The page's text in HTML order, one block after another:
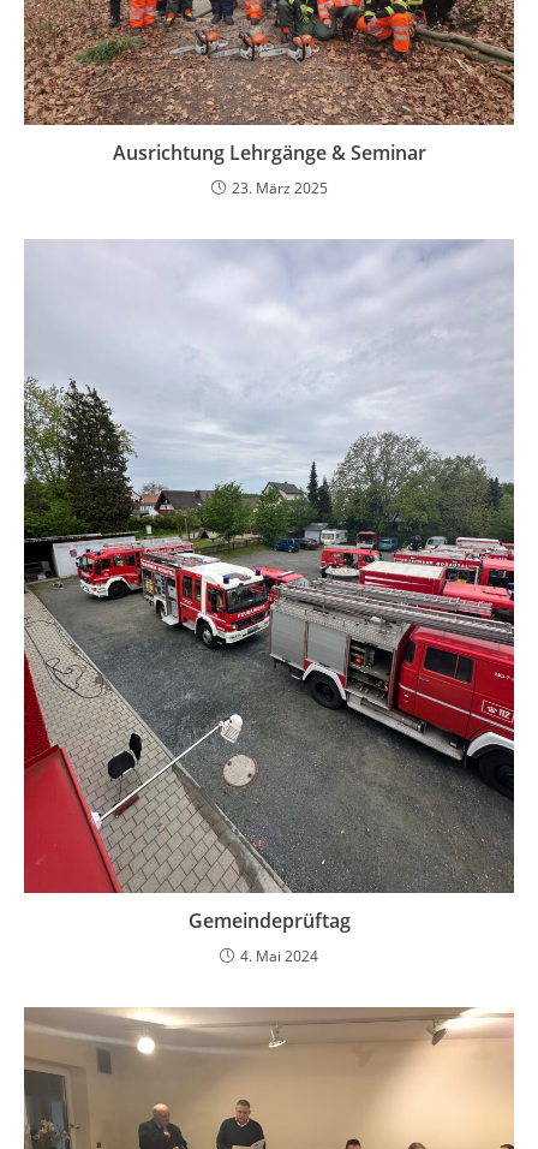
Ausrichtung Lehrgänge & Seminar
23. März 2025
Gemeindeprüftag
4. Mai 2024